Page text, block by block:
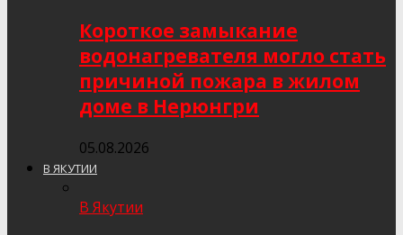
Короткое замыкание
водонагревателя могло стать
причиной пожара в жилом
доме в Нерюнгри
05.08.2026
В ЯКУТИИ
В Якутии